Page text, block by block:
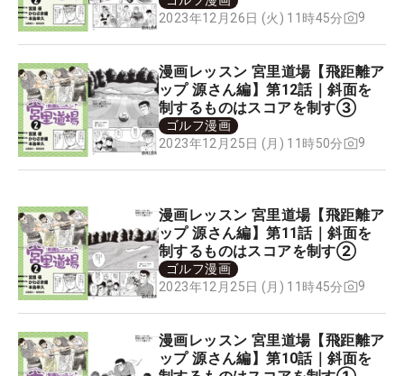
2023年12月26日 (火) 11時45分
9
漫画レッスン 宮里道場【飛距離ア
ップ 源さん編】第12話｜斜面を
制するものはスコアを制す③
ゴルフ漫画
2023年12月25日 (月) 11時50分
9
漫画レッスン 宮里道場【飛距離ア
ップ 源さん編】第11話｜斜面を
制するものはスコアを制す②
ゴルフ漫画
2023年12月25日 (月) 11時45分
9
漫画レッスン 宮里道場【飛距離ア
ップ 源さん編】第10話｜斜面を